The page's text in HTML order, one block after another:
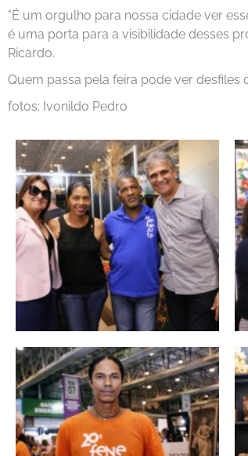
"É um orgulho para nossa cidade ver
é uma porta para a visibilidade desses
Ricardo.
Quem passa pela feira pode ver
fotos: Ivonildo Pedro